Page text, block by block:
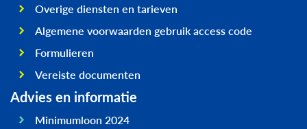
Overige diensten en tarieven
Algemene voorwaarden gebruik access code
Formulieren
Vereiste documenten
Advies en informatie
Minimumloon 2024